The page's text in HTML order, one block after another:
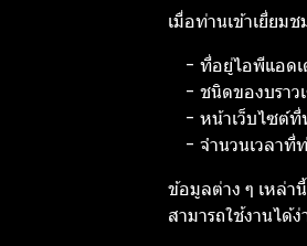
เมื่อท่านเข้าเยี่ยม
- ที่อยู่ไอพีแอดเ
- ชนิดของบราว
- หน้าเว็บไซต์ที่
- จำนวนเวลาที่
ข้อมูลต่าง ๆ เหล่า
สามารถใช้งานได้